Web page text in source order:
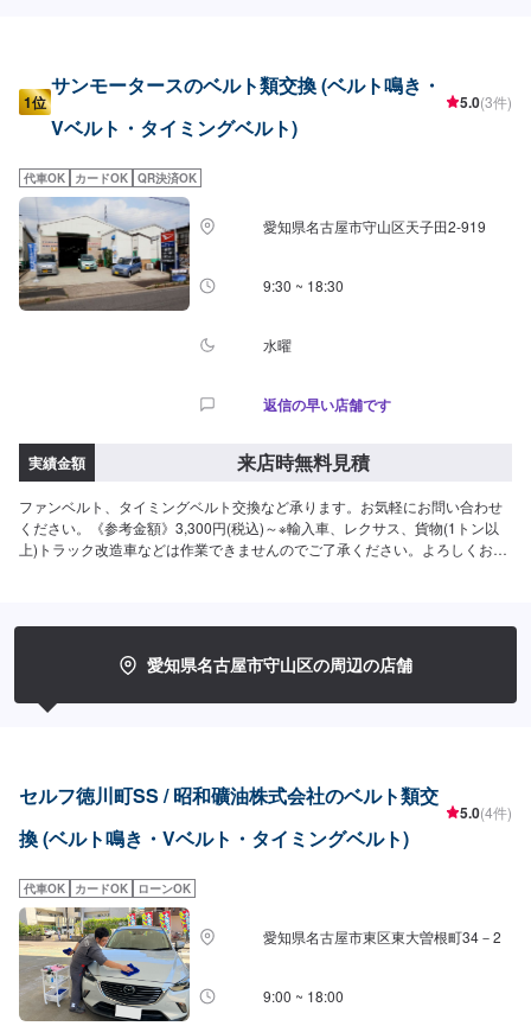
1位
サンモータースのベルト類交換 (ベルト鳴き・
Vベルト・タイミングベルト)
5.0(3件)
代車OK カードOK QR決済OK
愛知県名古屋市守山区天子田2-919
9:30 ~ 18:30
水曜
返信の早い店舗です
実績金額 来店時無料見積
ファンベルト、タイミングベルト交換など承ります。お気軽にお問い合わせ
ください。《参考金額》3,300円(税込)～※輸入車、レクサス、貨物(1トン以
上)トラック改造車などは作業できませんのでご了承ください。よろしくお願
愛知県名古屋市守山区の周辺の店舗
セルフ徳川町SS / 昭和礦油株式会社のベルト類交
換 (ベルト鳴き・Vベルト・タイミングベルト)
5.0(4件)
代車OK カードOK ローンOK
愛知県名古屋市東区東大曽根町34－2
9:00 ~ 18:00